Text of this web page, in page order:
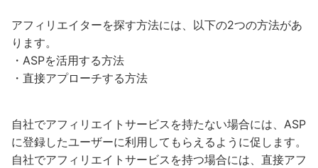
アフィリエイターを探す方法には、以下の2つの方法があ
ります。
・ASPを活用する方法
・直接アプローチする方法
自社でアフィリエイトサービスを持たない場合には、ASP
に登録したユーザーに利用してもらえるように促します。
自社でアフィリエイトサービスを持つ場合には、直接アフ